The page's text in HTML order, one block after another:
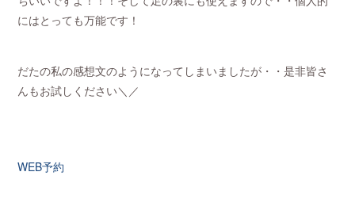
にはとっても万能です！
だたの私の感想文のようになってしまいましたが・・是非皆さ
んもお試しください＼／
WEB予約